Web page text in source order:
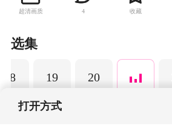
超清画质 4 收藏
选集
18 19 20
打开方式